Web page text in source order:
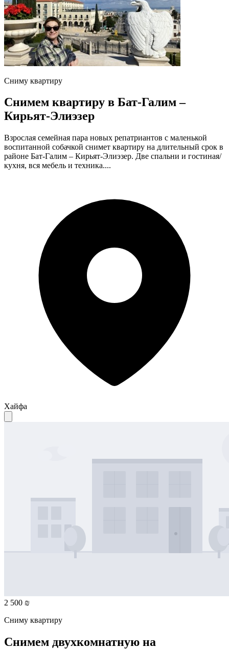
Сниму квартиру
Снимем квартиру в Бат-Галим –
Кирьят-Элиэзер
Взрослая семейная пара новых репатриантов с маленькой
воспитанной собачкой снимет квартиру на длительный срок в
районе Бат-Галим – Кирьят-Элиэзер. Две спальни и гостиная/
кухня, вся мебель и техника....
Хайфа
2 500 ₪
Сниму квартиру
Снимем двухкомнатную на